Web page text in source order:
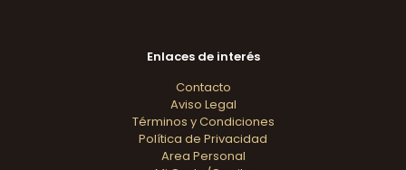
Enlaces de interés
Contacto
Aviso Legal
Términos y Condiciones
Política de Privacidad
Area Personal